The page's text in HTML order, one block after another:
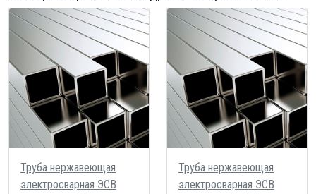
Труба нержавеющая
электросварная ЭСВ
Труба нержавеющая
электросварная ЭСВ